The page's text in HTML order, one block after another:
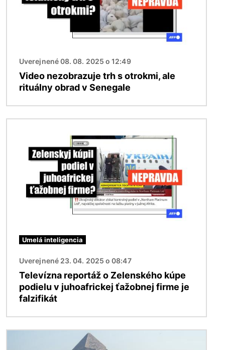
Uverejnené 08. 08. 2025 o 12:49
Video nezobrazuje trh s otrokmi, ale
rituálny obrad v Senegale
Umelá inteligencia
Uverejnené 23. 04. 2025 o 08:47
Televízna reportáž o Zelenského kúpe
podielu v juhoafrickej ťažobnej firme je
falzifikát